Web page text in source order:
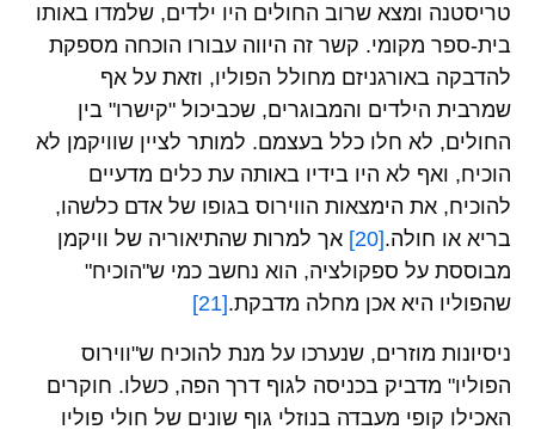
טריסטנה ומצא שרוב החולים היו ילדים, שלמדו באותו
בית-ספר מקומי. קשר זה היווה עבורו הוכחה מספקת
להדבקה באורגניזם מחולל הפוליו, וזאת על אף
שמרבית הילדים והמבוגרים, שכביכול "קישרו" בין
החולים, לא חלו כלל בעצמם. למותר לציין שוויקמן לא
הוכיח, ואף לא היו בידיו באותה עת כלים מדעיים
להוכיח, את הימצאות הווירוס בגופו של אדם כלשהו,
בריא או חולה.[20]
אך למרות שהתיאוריה של וויקמן
מבוססת על ספקולציה, הוא נחשב כמי ש"הוכיח"
שהפוליו היא אכן מחלה מדבקת.[21]
ניסיונות מוזרים, שנערכו על מנת להוכיח ש"ווירוס
הפוליו" מדביק בכניסה לגוף דרך הפה, כשלו. חוקרים
האכילו קופי מעבדה בנוזלי גוף שונים של חולי פוליו